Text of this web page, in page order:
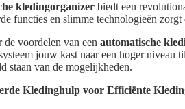
kledingorganizer biedt een
functies en slimme technologieën
de voordelen van een automatische
jouw kast naar een hoger niveau
staan van de mogelijkheden.
Kledinghulp voor Efficiënte